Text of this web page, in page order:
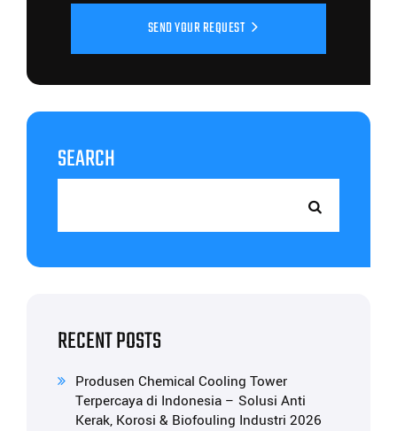
SEND YOUR REQUEST
SEARCH
RECENT POSTS
Produsen Chemical Cooling Tower
Terpercaya di Indonesia – Solusi Anti
Kerak, Korosi & Biofouling Industri 2026